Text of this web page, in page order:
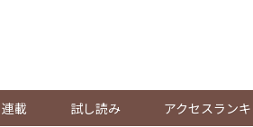
連載 試し読み アクセスラン